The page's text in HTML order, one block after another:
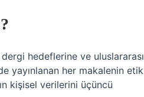
hedeflerine ve uluslararası
yayınlanan her makalenin etik
kişisel verilerini üçüncü